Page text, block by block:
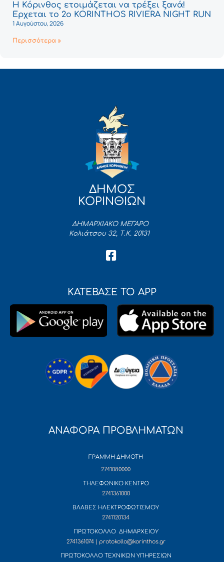
Η Κόρινθος ετοιμάζεται να τρέξει ξανά!
Έρχεται το 2ο KORINTHOS RIVIERA NIGHT RUN
1 Αυγούστου, 2026
Περισσότερα »
ΔΗΜΟΣ
ΚΟΡΙΝΘΙΩΝ
ΔΗΜΑΡΧΙΑΚΟ ΜΕΓΑΡΟ
Κολιάτσου 32, Τ.Κ. 20131
ΚΑΤΕΒΑΣΕ ΤΟ APP
ΑΝΑΦΟΡΑ ΠΡΟΒΛΗΜΑΤΩΝ
ΓΡΑΜΜΗ ΔΗΜΟΤΗ
2741080000
ΤΗΛΕΦΩΝΙΚΟ ΚΕΝΤΡΟ
2741361000
ΒΛΑΒΕΣ ΗΛΕΚΤΡΟΦΩΤΙΣΜΟΥ
2741120134
ΠΡΩΤΟΚΟΛΛΟ ΔΗΜΑΡΧΕΙΟΥ
2741361074 | protokollo@korinthos.gr
ΠΡΩΤΟΚΟΛΛΟ ΤΕΧΝΙΚΩΝ ΥΠΗΡΕΣΙΩΝ